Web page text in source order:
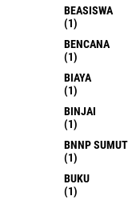
BEASISWA
(1)
BENCANA
(1)
BIAYA
(1)
BINJAI
(1)
BNNP SUMUT
(1)
BUKU
(1)